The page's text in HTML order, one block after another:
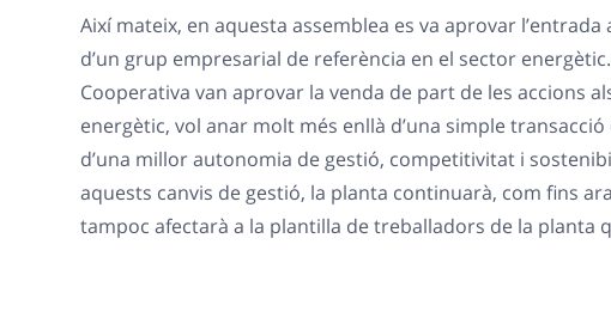
Així mateix, en aquesta assemblea es va aprovar
d’un grup empresarial de referència en el sector
Cooperativa van aprovar la venda de part de les accions
energètic, vol anar molt més enllà d’una simple
d’una millor autonomia de gestió, competitivitat i
aquests canvis de gestió, la planta continuarà, com fins
tampoc afectarà a la plantilla de treballadors de la planta